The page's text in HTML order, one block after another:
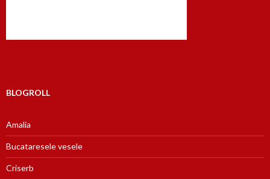
BLOGROLL
Amalia
Bucataresele vesele
Criserb